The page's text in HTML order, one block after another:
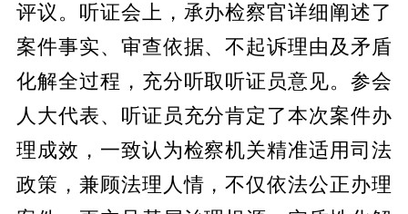
评议。听证会上，承办检察官详细阐述了
案件事实、审查依据、不起诉理由及矛盾
化解全过程，充分听取听证员意见。参会
人大代表、听证员充分肯定了本次案件办
理成效，一致认为检察机关精准适用司法
政策，兼顾法理人情，不仅依法公正办理